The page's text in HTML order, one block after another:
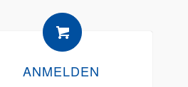
ANMELDEN